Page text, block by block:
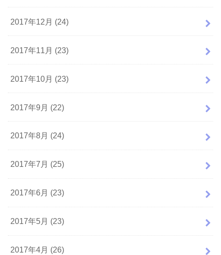
2017年12月 (24)
2017年11月 (23)
2017年10月 (23)
2017年9月 (22)
2017年8月 (24)
2017年7月 (25)
2017年6月 (23)
2017年5月 (23)
2017年4月 (26)